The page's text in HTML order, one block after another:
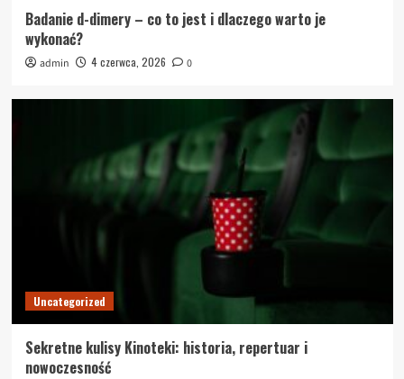
Badanie d-dimery – co to jest i dlaczego warto je
wykonać?
admin 4 czerwca, 2026 0
Uncategorized
Sekretne kulisy Kinoteki: historia, repertuar i
nowoczesność